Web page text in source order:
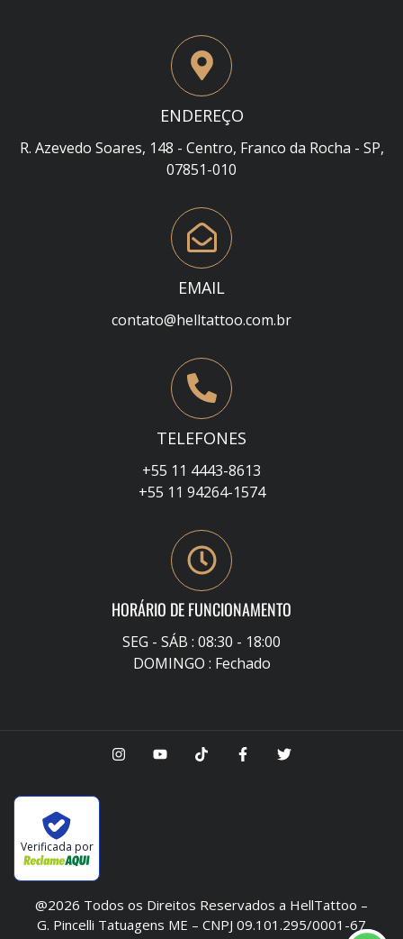
ENDEREÇO
R. Azevedo Soares, 148 - Centro, Franco da Rocha - SP,
07851-010
EMAIL
contato@helltattoo.com.br
TELEFONES
+55 11 4443-8613
+55 11 94264-1574
HORÁRIO DE FUNCIONAMENTO
SEG - SÁB : 08:30 - 18:00
DOMINGO : Fechado
Verificada por
@2026 Todos os Direitos Reservados a HellTattoo –
G. Pincelli Tatuagens ME – CNPJ 09.101.295/0001-67